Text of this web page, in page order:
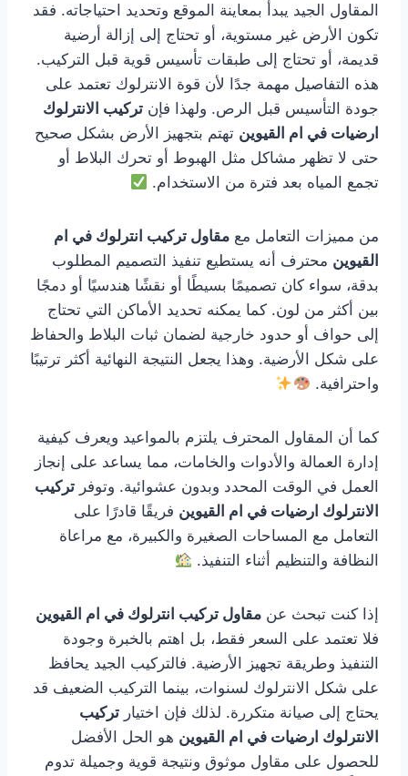
المقاول الجيد يبدأ بمعاينة الموقع وتحديد احتياجاته. فقد
تكون الأرض غير مستوية، أو تحتاج إلى إزالة أرضية
قديمة، أو تحتاج إلى طبقات تأسيس قوية قبل التركيب.
هذه التفاصيل مهمة جدًا لأن قوة الانترلوك تعتمد على
جودة التأسيس قبل الرص. ولهذا فإن تركيب الانترلوك
ارضيات في ام القيوين تهتم بتجهيز الأرض بشكل صحيح
حتى لا تظهر مشاكل مثل الهبوط أو تحرك البلاط أو
تجمع المياه بعد فترة من الاستخدام.
من مميزات التعامل مع مقاول تركيب انترلوك في ام
القيوين محترف أنه يستطيع تنفيذ التصميم المطلوب
بدقة، سواء كان تصميمًا بسيطًا أو نقشًا هندسيًا أو دمجًا
بين أكثر من لون. كما يمكنه تحديد الأماكن التي تحتاج
إلى حواف أو حدود خارجية لضمان ثبات البلاط والحفاظ
على شكل الأرضية. وهذا يجعل النتيجة النهائية أكثر ترتيبًا
واحترافية.
كما أن المقاول المحترف يلتزم بالمواعيد ويعرف كيفية
إدارة العمالة والأدوات والخامات، مما يساعد على إنجاز
العمل في الوقت المحدد وبدون عشوائية. وتوفر تركيب
الانترلوك ارضيات في ام القيوين فريقًا قادرًا على
التعامل مع المساحات الصغيرة والكبيرة، مع مراعاة
النظافة والتنظيم أثناء التنفيذ.
إذا كنت تبحث عن مقاول تركيب انترلوك في ام القيوين
فلا تعتمد على السعر فقط، بل اهتم بالخبرة وجودة
التنفيذ وطريقة تجهيز الأرضية. فالتركيب الجيد يحافظ
على شكل الانترلوك لسنوات، بينما التركيب الضعيف قد
يحتاج إلى صيانة متكررة. لذلك فإن اختيار تركيب
الانترلوك ارضيات في ام القيوين هو الحل الأفضل
للحصول على مقاول موثوق ونتيجة قوية وجميلة تدوم